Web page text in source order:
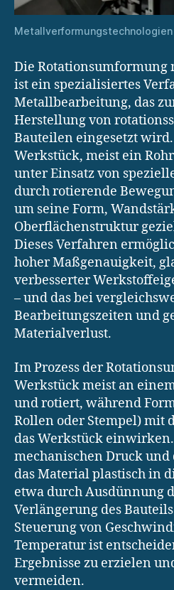
Metallverformungstechnologien
Die Rotationsumformung
ist ein spezialisiertes
Metallbearbeitung, das
Herstellung von
Bauteilen eingesetzt
Werkstück, meist ein
unter Einsatz von
durch rotierende
um seine Form,
Oberflächenstruktur
Dieses Verfahren
hoher Maßgenauigkeit,
verbesserter
– und das bei
Bearbeitungszeiten und
Materialverlust.
Im Prozess der
Werkstück meist an
und rotiert, während
Rollen oder Stempel) mit
das Werkstück
mechanischen Druck
das Material plastisch in
etwa durch Ausdünnung
Verlängerung des
Steuerung von
Temperatur ist
Ergebnisse zu erzielen
vermeiden.